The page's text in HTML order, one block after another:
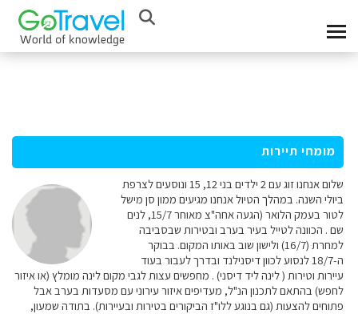
מומחי תיירות
שלום אנחנו זוג עם 2 ילדים בני 12, 15 ונוסעים לצרפת
ביולי השנה. במהלך הטיול אנחנו מגיעים ממון סן מישל
לטור בעמק הלואר (הגעה אחה"צ מאוחר 15/7, לנים
שם . הכוונה לטייל בעיר בערב ובטירות שבסביבה
למחרת (16/7) ולישון שוב באותו המקום. בבוקר
ה-18/7 לנסוע לכוון דיסנילנד ובדרך לעבור בעוד
עיירות וטירות ( לינה ליד דיסני) . מחפשים עצות לגבי מקום לינה מומלץ (או איזור
לחפש) בהתאם לתכנון הנ"ל, מעדיפים איזור עירוני עם מסעדות בערב אבל
פתוחים להצעות (גם בנוגע ללו"ז הביקורים בטירות ובעיירות). בתודה שמעון,